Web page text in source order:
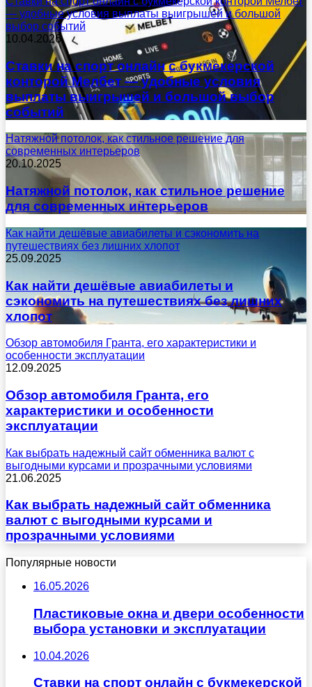
— удобные условия выплаты выигрышей и большой
выбор событий
10.04.2026
Ставки на спорт онлайн с букмекерской
конторой Мелбет — удобные условия
выплаты выигрышей и большой выбор
событий
Натяжной потолок, как стильное решение для
современных интерьеров
20.10.2025
Натяжной потолок, как стильное решение
для современных интерьеров
Как найти дешёвые авиабилеты и сэкономить на
путешествиях без лишних хлопот
25.09.2025
Как найти дешёвые авиабилеты и
сэкономить на путешествиях без лишних
хлопот
Обзор автомобиля Гранта, его характеристики и
особенности эксплуатации
12.09.2025
Обзор автомобиля Гранта, его
характеристики и особенности
эксплуатации
Как выбрать надежный сайт обменника валют с
выгодными курсами и прозрачными условиями
21.06.2025
Как выбрать надежный сайт обменника
валют с выгодными курсами и
прозрачными условиями
Популярные новости
16.05.2026
Пластиковые окна и двери особенности
выбора установки и эксплуатации
10.04.2026
Ставки на спорт онлайн с букмекерской